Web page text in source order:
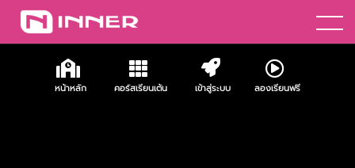
เข้าสู่ระบบ
ลองเรียนฟรี+
หน้าหลัก คอร์สเรียนเต้น เข้าสู่ระบบ ลองเรียนฟรี